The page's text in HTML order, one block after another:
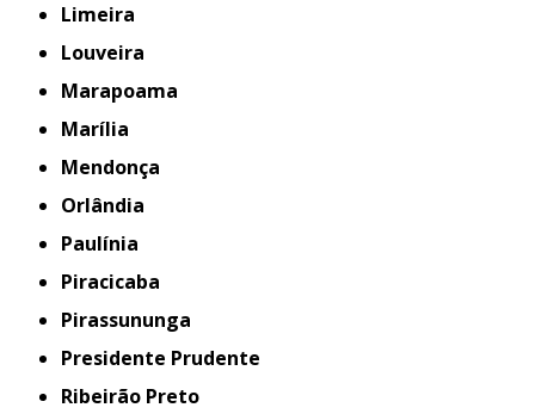
Limeira
Louveira
Marapoama
Marília
Mendonça
Orlândia
Paulínia
Piracicaba
Pirassununga
Presidente Prudente
Ribeirão Preto